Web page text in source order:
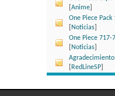
Anime]
One Piece
Noticias]
One Piece 717-
Noticias]
Agradecimiento
RedLineSP]